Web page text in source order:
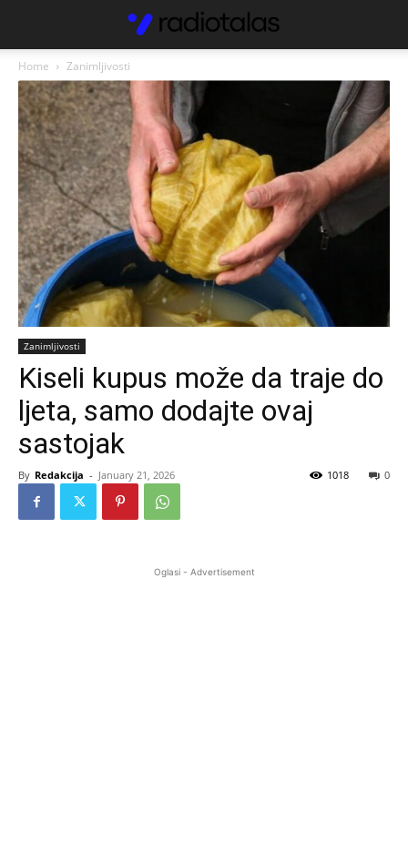
Home Zanimljivosti
Zanimljivosti
Kiseli kupus može da traje do
ljeta, samo dodajte ovaj
sastojak
By Redakcija - January 21, 2026 0
1018
Oglasi - Advertisement